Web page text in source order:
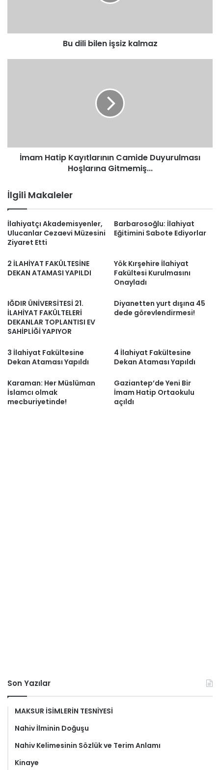
Bu dili bilen işsiz kalmaz
İmam Hatip Kayıtlarının Camide Duyurulması
Hoşlarına Gitmemiş...
İlgili Makaleler
İlahiyatçı Akademisyenler,
Ulucanlar Cezaevi Müzesini
Ziyaret Etti
Barbarosoğlu: İlahiyat
Eğitimini Sabote Ediyorlar
2 İLAHİYAT FAKÜLTESİNE
DEKAN ATAMASI YAPILDI
Yök Kırşehire İlahiyat
Fakültesi Kurulmasını
Onayladı
IĞDIR ÜNİVERSİTESİ 21.
İLAHİYAT FAKÜLTELERİ
DEKANLAR TOPLANTISI EV
SAHİPLİĞİ YAPIYOR
Diyanetten yurt dışına 45
dede görevlendirmesi!
3 İlahiyat Fakültesine
Dekan Ataması Yapıldı
4 İlahiyat Fakültesine
Dekan Ataması Yapıldı
Karaman: Her Müslüman
İslamcı olmak
mecburiyetinde!
Gaziantep’de Yeni Bir
İmam Hatip Ortaokulu
açıldı
Son Yazılar
MAKSUR İSİMLERİN TESNİYESİ
Nahiv İlminin Doğuşu
Nahiv Kelimesinin Sözlük ve Terim Anlamı
Kinaye